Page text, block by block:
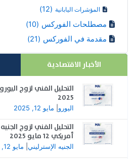
المؤشرات اليابانية (12)
مصطلحات الفوركس (10)
مقدمة في الفوركس (21)
الأخبار الاقتصادية
2025
اليورو مايو 12, 2025
التحليل الفني لزوج
أمريكي 12 مايو 2025
الجنيه الإسترليني مايو 12, 2025